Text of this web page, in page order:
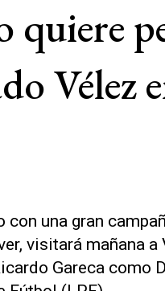
quiere
Vélez
con una gran
visitará mañana
Gareca como